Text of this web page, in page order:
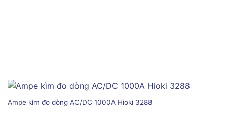
Ampe kìm đo dòng AC/DC 1000A Hioki 3288